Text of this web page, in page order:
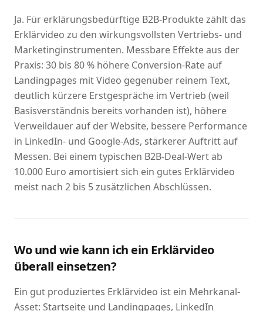
Ja. Für erklärungsbedürftige B2B-Produkte zählt das
Erklärvideo zu den wirkungsvollsten Vertriebs- und
Marketinginstrumenten. Messbare Effekte aus der
Praxis: 30 bis 80 % höhere Conversion-Rate auf
Landingpages mit Video gegenüber reinem Text,
deutlich kürzere Erstgespräche im Vertrieb (weil
Basisverständnis bereits vorhanden ist), höhere
Verweildauer auf der Website, bessere Performance
in LinkedIn- und Google-Ads, stärkerer Auftritt auf
Messen. Bei einem typischen B2B-Deal-Wert ab
10.000 Euro amortisiert sich ein gutes Erklärvideo
meist nach 2 bis 5 zusätzlichen Abschlüssen.
Wo und wie kann ich ein Erklärvideo
überall einsetzen?
Ein gut produziertes Erklärvideo ist ein Mehrkanal-
Asset: Startseite und Landingpages, LinkedIn